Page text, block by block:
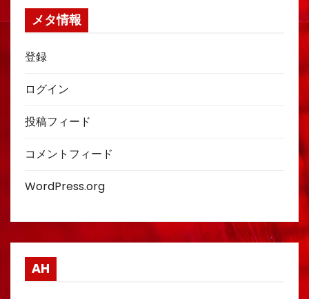
メタ情報
登録
ログイン
投稿フィード
コメントフィード
WordPress.org
AH